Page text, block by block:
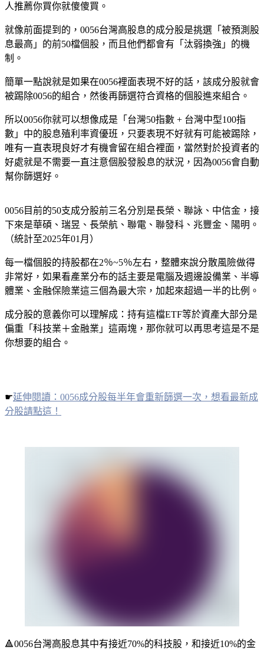
人推薦你買你就傻傻買。
就像前面提到的，0056台灣高股息的成分股是挑選「被預測股
息最高」的前50檔個股，而且他們都會有「汰弱換強」的機
制。
簡單一點說就是如果在0056裡面表現不好的話，該成分股就會
被踢除0056的組合，然後再篩選符合資格的個股進來組合。
所以0056你就可以想像成是「台灣50指數 + 台灣中型100指
數」中的股息殖利率資優班，只要表現不好就有可能被踢除，
唯有一直表現良好才有機會留在組合裡面，當然對於投資者的
好處就是不需要一直注意個股發股息的狀況，因為0056會自動
幫你篩選好。
0056目前的50支成分股前三名分別是長榮、聯詠、中信金，接
下來是華碩、瑞昱、長榮航、聯電、聯發科、兆豐金、陽明。
（統計至2025年01月）
每一檔個股的持股都在2％~5％左右，整體來說分散風險做得
非常好，如果看產業分布的話主要是電腦及週邊設備業、半導
體業、金融保險業這三個為最大宗，加起來超過一半的比例。
成分股的意義你可以理解成：持有這檔ETF等於資產大部分是
偏重「科技業＋金融業」這兩塊，那你就可以再思考這是不是
你想要的組合。
☛延伸閱讀：0056成分股每半年會重新篩選一次，想看最新成
分股請點這！
🔺0056台灣高股息其中有接近70%的科技股，和接近10%的金